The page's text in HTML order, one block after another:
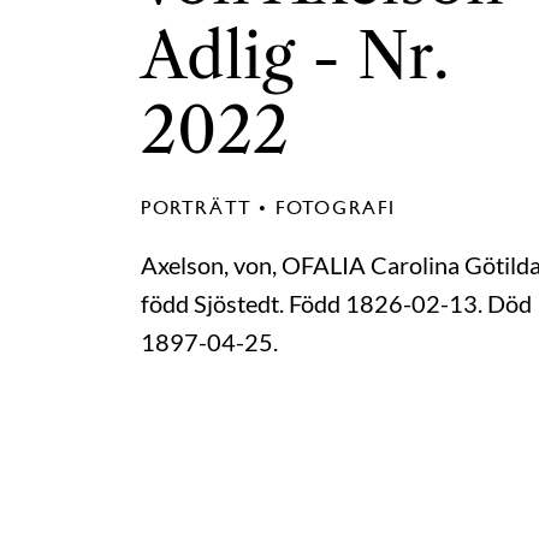
Adlig - Nr.
2022
PORTRÄTT • FOTOGRAFI
Axelson, von, OFALIA Carolina
född Sjöstedt. Född 1826-02-13. Död
1897-04-25.